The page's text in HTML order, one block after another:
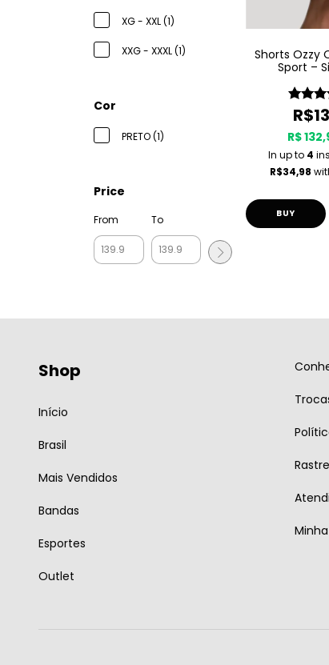
XG - XXL (1)
XXG - XXXL (1)
Cor
PRETO (1)
Price
From To
Shorts Ozzy
Sport –
R$
In up to 4
R$34,98
BUY
Shop
Início
Brasil
Mais Vendidos
Bandas
Esportes
Outlet